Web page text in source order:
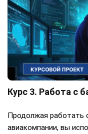
Курс 3. Работа с
Продолжая работать
авиакомпании, вы